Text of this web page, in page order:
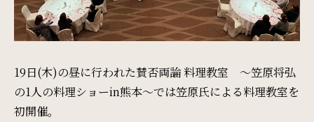
サイトマップ
19日(木)の昼に行われた賛否両論 料理教室 ～笠原将弘
の1人の料理ショーin熊本～では笠原氏による料理教室を
初開催。